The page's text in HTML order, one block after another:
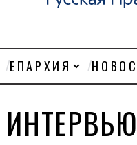
ЕПАРХИЯ
ИНТЕРВЬЮ